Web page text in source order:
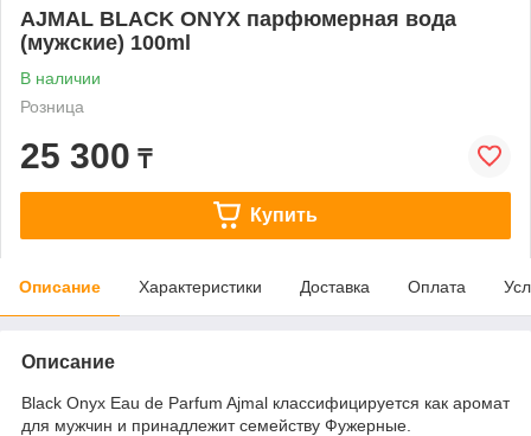
AJMAL BLACK ONYX парфюмерная вода
(мужские) 100ml
В наличии
Розница
25 300 ₸
Купить
Описание Характеристики Доставка Оплата
Описание
Black Onyx Eau de Parfum Ajmal классифицируется как аромат
для мужчин и принадлежит семейству Фужерные.